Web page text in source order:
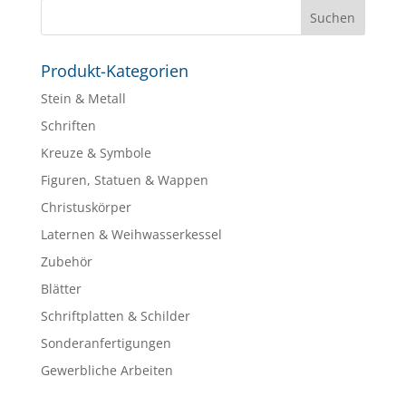
Produkt-Kategorien
Stein & Metall
Schriften
Kreuze & Symbole
Figuren, Statuen & Wappen
Christuskörper
Laternen & Weihwasserkessel
Zubehör
Blätter
Schriftplatten & Schilder
Sonderanfertigungen
Gewerbliche Arbeiten